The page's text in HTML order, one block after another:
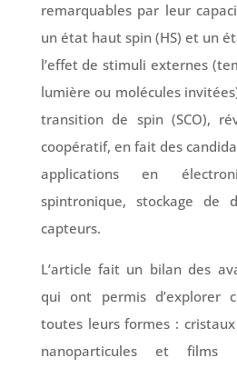
remarquables par leur
un état haut spin (HS) et un
l’effet de stimuli externes
lumière ou molécules
transition de spin (SCO),
coopératif, en fait des
applications en
spintronique, stockage de
capteurs.
L’article fait un bilan des
qui ont permis d’explorer
toutes leurs formes :
nanoparticules et